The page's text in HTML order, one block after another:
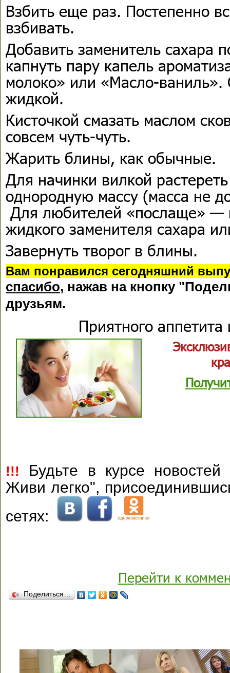
Взбить еще раз. Постепенно
взбивать.
Добавить заменитель сахара
капнуть пару капель
молоко» или «Масло-ваниль».
жидкой.
Кисточкой смазать маслом
совсем чуть-чуть.
Жарить блины, как обычные.
Для начинки вилкой
однородную массу (масса не
Для любителей «послаще» —
жидкого заменителя сахара
Завернуть творог в блины.
Вам понравился сегодняшний
спасибо, нажав на кнопку
друзьям.
Приятного аппетита
!!!
Будьте в курсе
Живи легко",
сетях:
Перейти к
Поделиться…